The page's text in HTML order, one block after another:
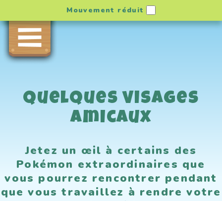
Mouvement réduit
Quelques visages
amicaux
Jetez un œil à certains des
Pokémon extraordinaires que
vous pourrez rencontrer pendant
que vous travaillez à rendre votre